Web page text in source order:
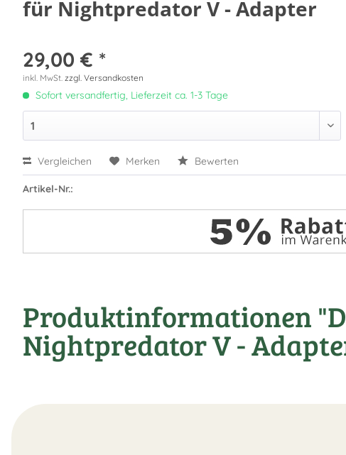
für Nightpredator V - Adapter
29,00 € *
inkl. MwSt. zzgl. Versandkosten
Sofort versandfertig, Lieferzeit ca. 1-3 Tage
Vergleichen Merken Bewerten
Artikel-Nr.:
Produktinformationen
Nightpredator V -